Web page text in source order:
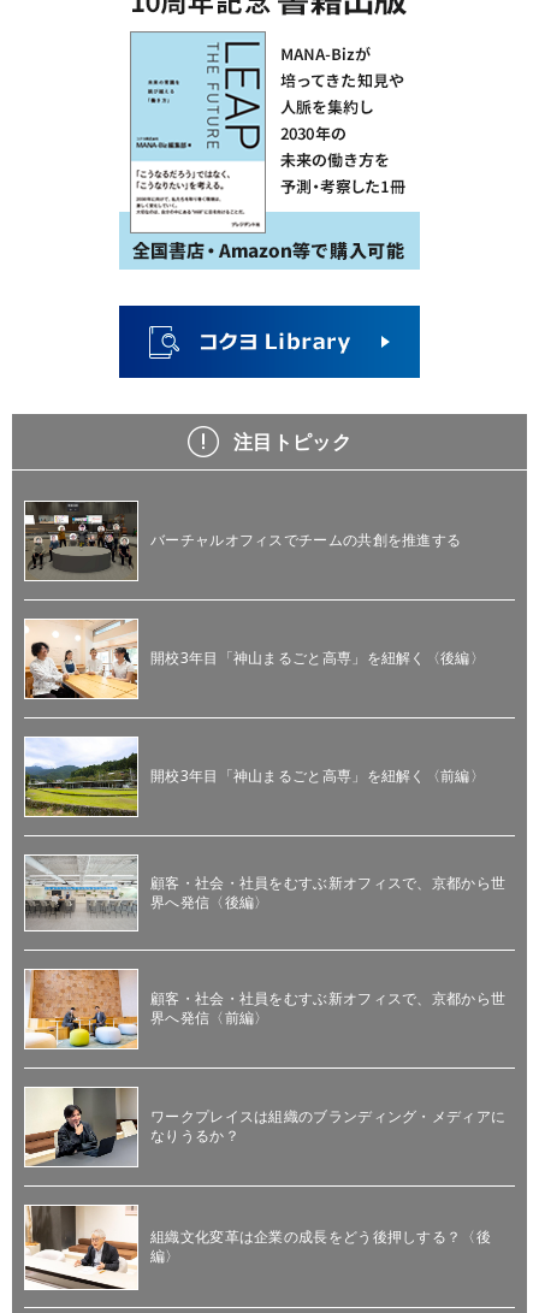
注目トピック
バーチャルオフィスでチームの共創を推進する
開校3年目「神山まるごと高専」を紐解く〈後編〉
開校3年目「神山まるごと高専」を紐解く〈前編〉
顧客・社会・社員をむすぶ新オフィスで、京都から世
界へ発信〈後編〉
顧客・社会・社員をむすぶ新オフィスで、京都から世
界へ発信〈前編〉
ワークプレイスは組織のブランディング・メディアに
なりうるか？
組織文化変革は企業の成長をどう後押しする？〈後
編〉